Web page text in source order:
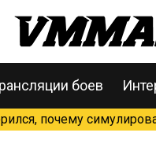
боев
почему